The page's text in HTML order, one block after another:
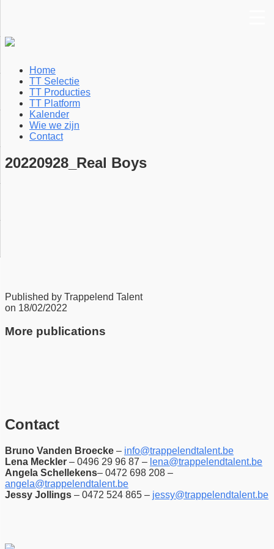
Home
TT Selectie
TT Producties
TT Platform
Kalender
Wie we zijn
Contact
20220928_Real Boys
Published by Trappelend Talent
on 18/02/2022
More publications
Contact
Bruno Vanden Broecke – info@trappelendtalent.be
Lena Meckler – 0496 29 96 87 – lena@trappelendtalent.be
Angela Schellekens– 0472 698 208 –
angela@trappelendtalent.be
Jessy Jollings – 0472 524 865 – jessy@trappelendtalent.be